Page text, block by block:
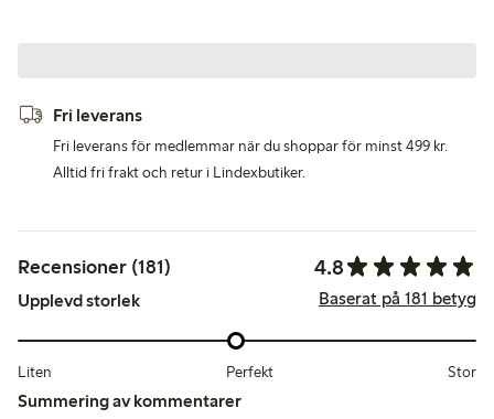
Fri leverans
Fri leverans för medlemmar när du shoppar för minst 499 kr.
Alltid fri frakt och retur i Lindexbutiker.
Recensioner (181) 4.8
Upplevd storlek Baserat på 181 betyg
Liten Perfekt Stor
Summering av kommentarer